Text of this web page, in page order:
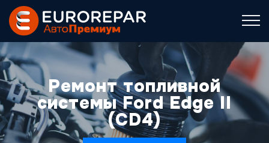
Ремонт топливной
системы Ford Edge II
(CD4)